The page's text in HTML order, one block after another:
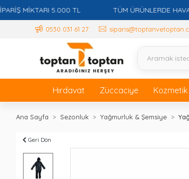
MİKTARI 5.000 TL TÜM ÜRÜNLERDE
0530 031 61 27
Hırdavat Züccaciye Kozmetik
Ana Sayfa Sezonluk Yağmurluk & Şemsiye
Geri Dön